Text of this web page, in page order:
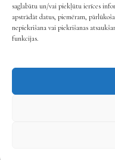
saglabātu un/vai piekļūtu ierīces
apstrādāt datus, piemēram,
nepiekrišana vai piekrišanas
funkcijas.